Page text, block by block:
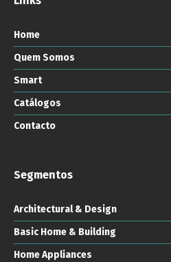
Home
Quem Somos
Smart
Catálogos
Contacto
Segmentos
Architectural & Design
Basic Home & Building
Home Appliances